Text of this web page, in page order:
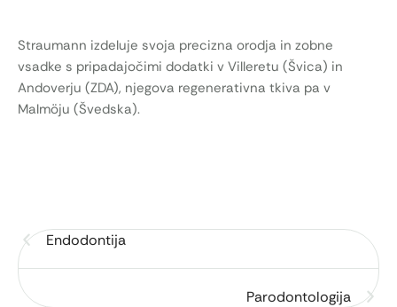
Straumann izdeluje svoja precizna orodja in zobne
vsadke s pripadajočimi dodatki v Villeretu (Švica) in
Andoverju (ZDA), njegova regenerativna tkiva pa v
Malmöju (Švedska).
Endodontija
Parodontologija